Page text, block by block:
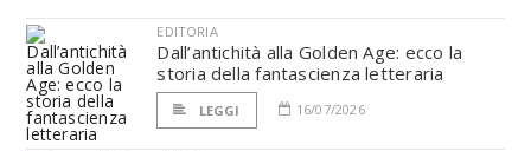
EDITORIA
Dall’antichità alla Golden Age: ecco la
storia della fantascienza letteraria
LEGGI 16/07/2026